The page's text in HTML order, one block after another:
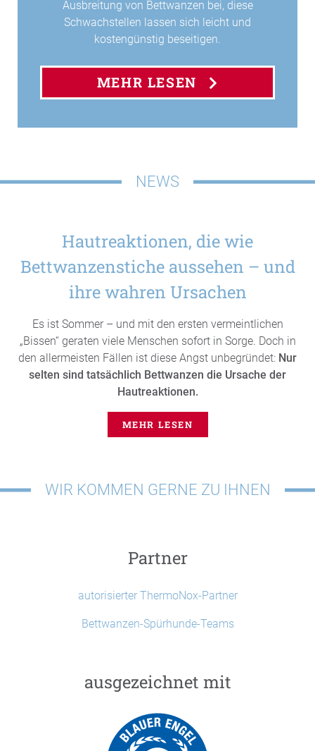
Ausbreitung von Bettwanzen bei, diese
Schwachstellen lassen sich leicht und
kostengünstig beseitigen.
MEHR LESEN
NEWS
Hautreaktionen, die wie
Bettwanzenstiche aussehen – und
ihre wahren Ursachen
Es ist Sommer – und mit den ersten vermeintlichen
„Bissen“ geraten viele Menschen sofort in Sorge. Doch in
den allermeisten Fällen ist diese Angst unbegründet: Nur
selten sind tatsächlich Bettwanzen die Ursache der
Hautreaktionen.
MEHR LESEN
WIR KOMMEN GERNE ZU IHNEN
Partner
autorisierter ThermoNox-Partner
Bettwanzen-Spürhunde-Teams
ausgezeichnet mit